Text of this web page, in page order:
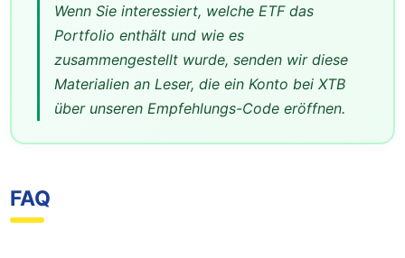
Wenn Sie interessiert, welche ETF das
Portfolio enthält und wie es
zusammengestellt wurde, senden wir diese
Materialien an Leser, die ein Konto bei XTB
über unseren Empfehlungs-Code eröffnen.
FAQ